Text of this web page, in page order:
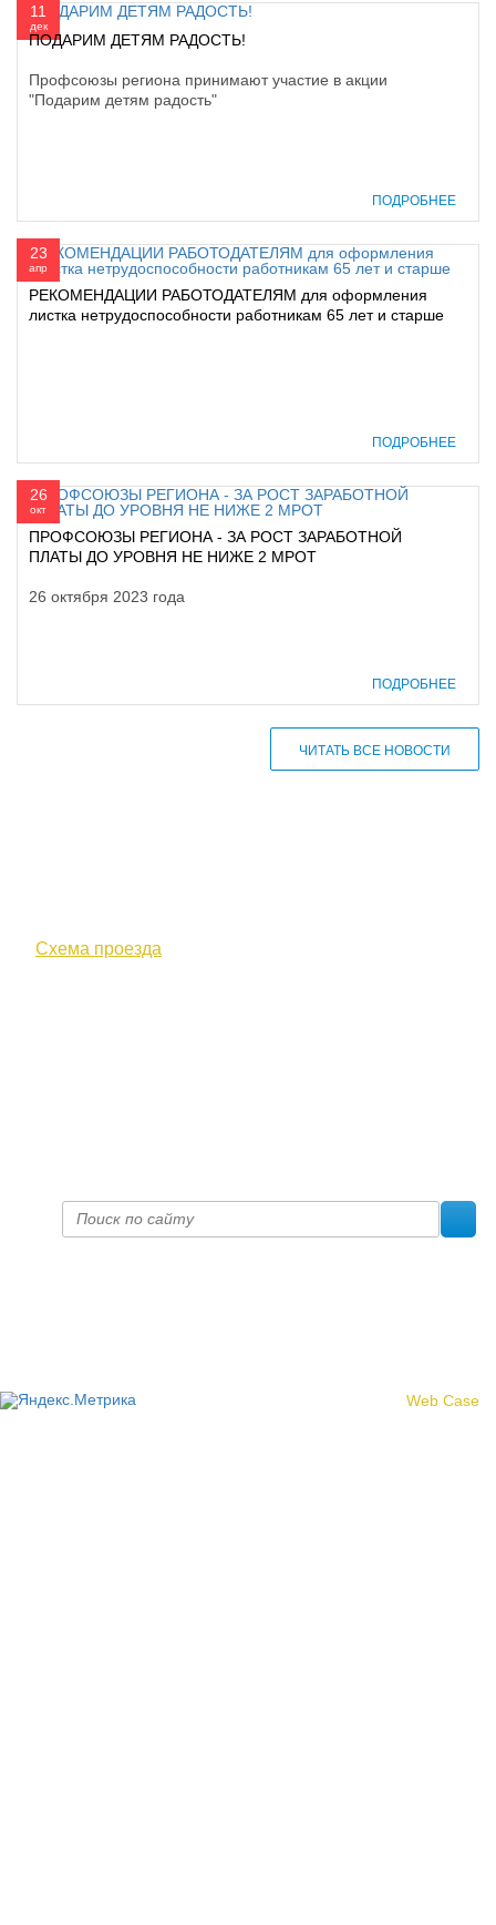
11
дек
ПОДАРИМ ДЕТЯМ РАДОСТЬ!
Профсоюзы региона принимают участие в акции
"Подарим детям радость"
ПОДРОБНЕЕ
23
апр
РЕКОМЕНДАЦИИ РАБОТОДАТЕЛЯМ для оформления
листка нетрудоспособности работникам 65 лет и старше
ПОДРОБНЕЕ
26
окт
ПРОФСОЮЗЫ РЕГИОНА - ЗА РОСТ ЗАРАБОТНОЙ
ПЛАТЫ ДО УРОВНЯ НЕ НИЖЕ 2 МРОТ
26 октября 2023 года
ПОДРОБНЕЕ
ЧИТАТЬ ВСЕ НОВОСТИ
Схема проезда
Web Case